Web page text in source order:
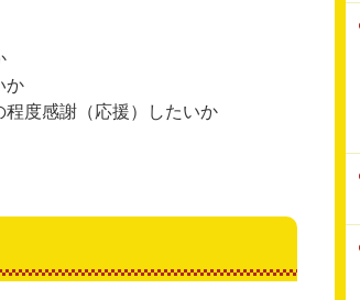
か
度感謝（応援）したいか